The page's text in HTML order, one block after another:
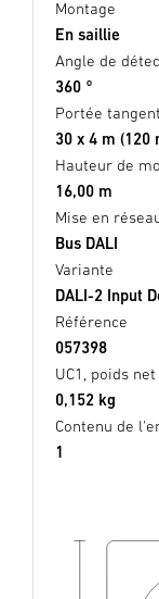
Montage
En saillie
Angle de
360 °
Portée
30 x 4 m (120
Hauteur de
16,00 m
Mise en
Bus DALI
Variante
DALI-2 Input
Référence
057398
UC1, poids net
0,152 kg
Contenu de
1